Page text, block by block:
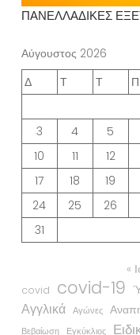
ΠΑΝΕΛΛΑΔΙΚΕΣ
Αύγουστος 2026
Δ
Τ Τ Π
3
4 5
10
11 12
17
18 19
24
25 26
31
«
covid covid-19
Αγγλικά Αγώνες
Βεβαίωση Εγκύκλιος